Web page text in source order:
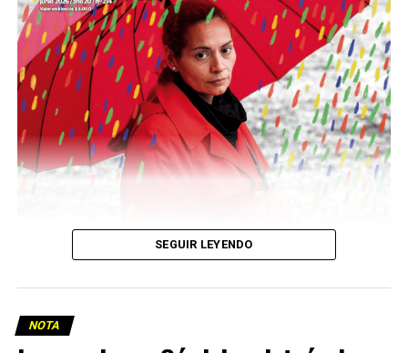
Descargar la Mu en PDF
SEGUIR LEYENDO
NOTA